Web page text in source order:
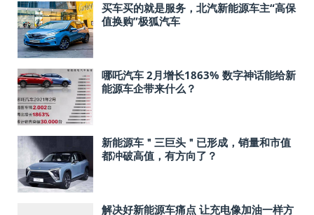
买车买的就是服务，北汽新能源车主“高保
值换购”极狐汽车
哪吒汽车 2月增长1863% 数字神话能给新
能源车企带来什么？
新能源车＂三巨头＂已形成，销量和市值
都冲破高值，有方向了？
解决好新能源车痛点 让充电像加油一样方